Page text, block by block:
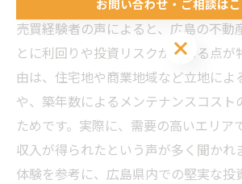
売買経験者の声によると、広島の不動
とに利回りや投資リスクが異なる点が
由は、住宅地や商業地域など立地によ
や、築年数によるメンテナンスコスト
ためです。実際に、需要の高いエリア
収入が得られたという声が多く聞かれ
体験を参考に、広島県内での堅実な投
お問い合わせ・ご相談はこ